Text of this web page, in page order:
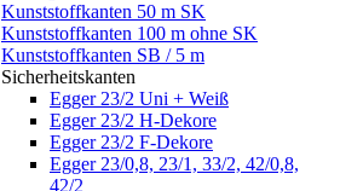
Kunststoffkanten 50 m SK
Kunststoffkanten 100 m ohne SK
Kunststoffkanten SB / 5 m
Sicherheitskanten
Egger 23/2 Uni + Weiß
Egger 23/2 H-Dekore
Egger 23/2 F-Dekore
Egger 23/0,8, 23/1, 33/2, 42/0,8,
42/2